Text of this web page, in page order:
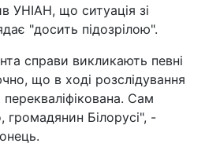
УНІАН, що ситуація зі
"досить підозрілою".
справи викликають певні
що в ході розслідування
Сам
громадянин Білорусі", -